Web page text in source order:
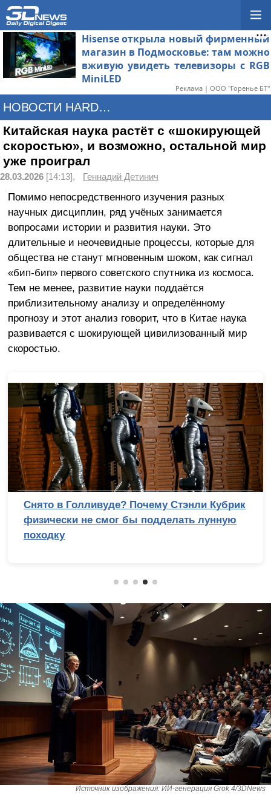
Hisense открыла новый фирменный
магазин в Подмосковье: там можно
вживую увидеть телевизоры с RGB
MiniLED
Реклама | ООО "Горенье БТ"
НОВОСТИ HARDWARE
Китайская наука растёт с «шокирующей
скоростью», и возможно, остальной мир
уже проиграл
28.03.2026 [14:13], Геннадий Детинич
Помимо непосредственного изучения разных
научных дисциплин, ряд учёных занимается
вопросами истории и развития науки. Это
длительные и неочевидные процессы, которые для
общества не станут мгновенным шоком, как сигнал
«бип-бип» первого советского спутника из космоса.
Тем не менее, развитие науки поддаётся
приблизительному анализу и определённому
прогнозу и этот анализ говорит, что в Китае наука
развивается с шокирующей цивилизованный мир
скоростью.
Снято в Голливуде? Почему Стэнли Кубрик
физически не смог бы подделать лунную
походку
Источник изображения: ИИ-генерация Grok 4/3DNews